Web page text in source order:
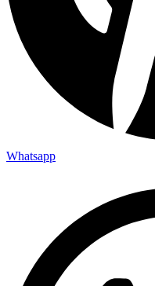
Whatsapp